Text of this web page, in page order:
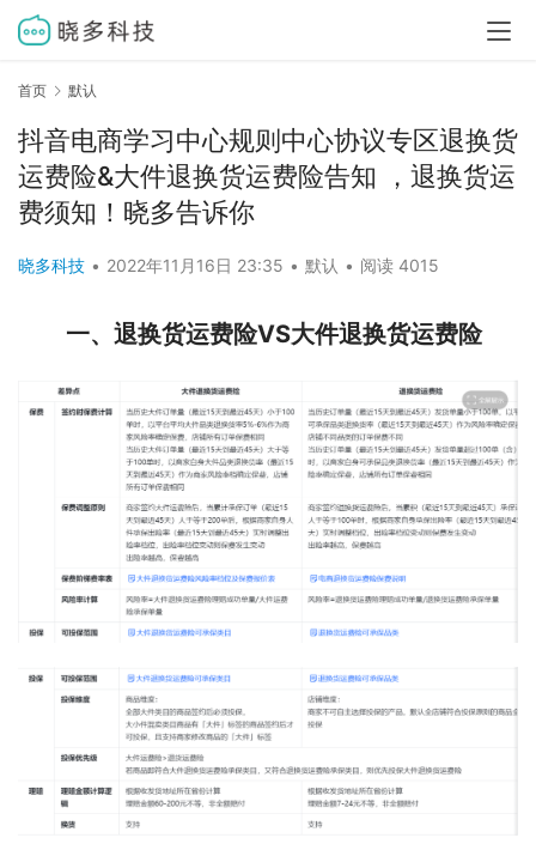
首页 默认
抖音电商学习中心规则中心协议专区退换货
运费险&大件退换货运费险告知 ，退换货运
费须知！晓多告诉你
晓多科技 • 2022年11月16日 23:35 • 默认 • 阅读 4015
一、退换货运费险VS大件退换货运费险